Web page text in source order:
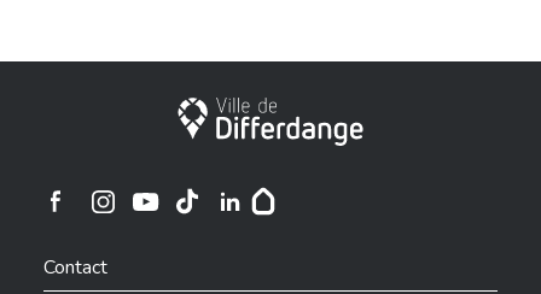
Ville de Differdange
Ville de Differdange sur Instagram
Contact